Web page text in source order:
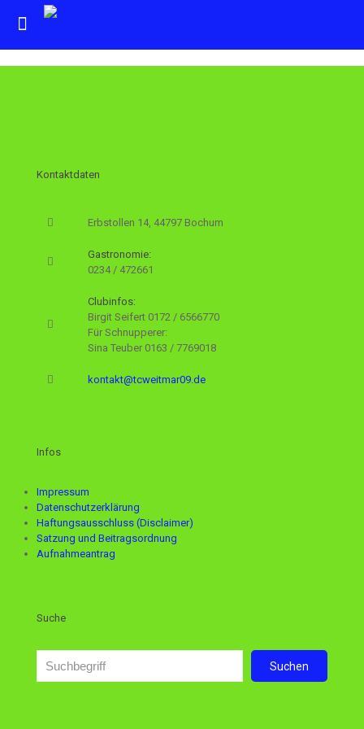
Kontaktdaten
Erbstollen 14, 44797 Bochum
Gastronomie:
0234 / 472661
Clubinfos:
Birgit Seifert 0172 / 6566770
Für Schnupperer:
Sina Teuber 0163 / 7769018
kontakt@tcweitmar09.de
Infos
Impressum
Datenschutzerklärung
Haftungsausschluss (Disclaimer)
Satzung und Beitragsordnung
Aufnahmeantrag
Suche
Suchen Suchen